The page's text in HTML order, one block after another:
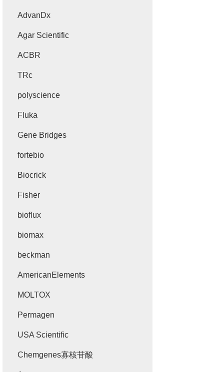
AdvanDx
Agar Scientific
ACBR
TRc
polyscience
Fluka
Gene Bridges
fortebio
Biocrick
Fisher
bioflux
biomax
beckman
AmericanElements
MOLTOX
Permagen
USA Scientific
Chemgenes寡核苷酸